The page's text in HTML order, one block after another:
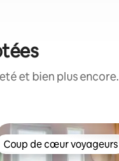
et bien plus encore.
Coup de cœur voyageurs
Coup de cœur voyageurs